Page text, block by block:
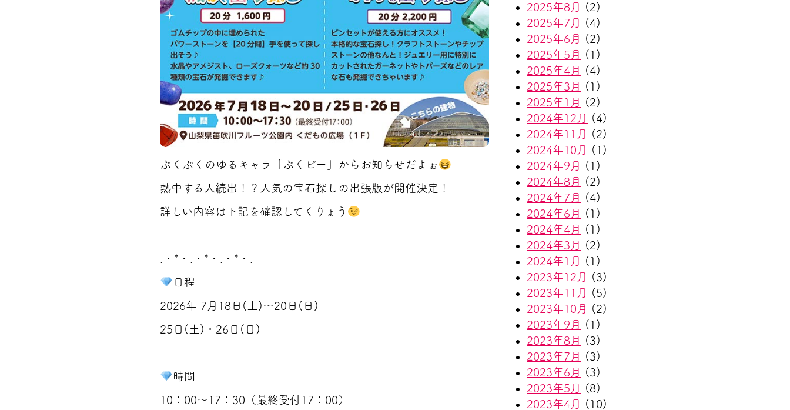
ぷくぷくのゆるキャラ「ぷくピー」からお知らせだよぉ
熱中する人続出！？人気の宝石探しの出張版が開催決定！
詳しい内容は下記を確認してくりょう
.・*・.・*・.・*・.
日程
2026年 7月18日(土)～20日(日)
25日(土)・26日(日)
時間
10：00～17：30（最終受付17：00）
2025年8月
(2)
2025年7月
(4)
2025年6月
(2)
2025年5月
(1)
2025年4月
(4)
2025年3月
(1)
2025年1月
(2)
2024年12月
(4)
2024年11月
(2)
2024年10月
(1)
2024年9月
(1)
2024年8月
(2)
2024年7月
(4)
2024年6月
(1)
2024年4月
(1)
2024年3月
(2)
2024年1月
(1)
2023年12月
(3)
2023年11月
(5)
2023年10月
(2)
2023年9月
(1)
2023年8月
(3)
2023年7月
(3)
2023年6月
(3)
2023年5月
(8)
2023年4月
(10)